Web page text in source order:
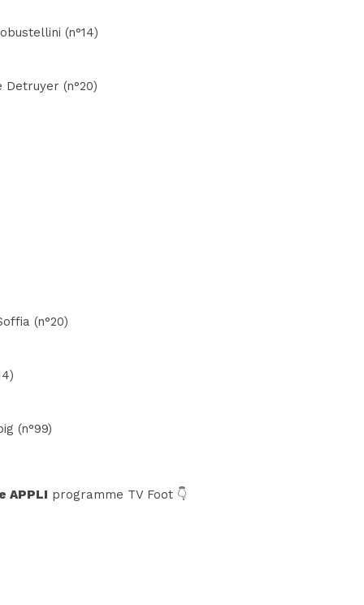
(n°14)
Detruyer (n°20)
(n°20)
(n°99)
APPLI programme TV Foot 👇